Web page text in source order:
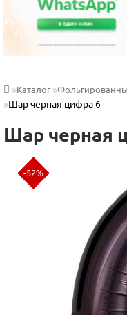
Каталог
Шар черная цифра 6
Шар черная
-52%